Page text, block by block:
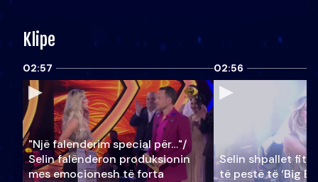
Klipe
02:57
"Një falenderim special për…"/
Selin falënderon produksionin
mes emocionesh të forta
02:56
Selin shpallet
të pestë të ‘Big